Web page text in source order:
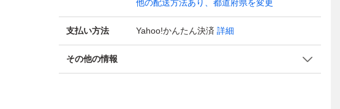
他の配送方法あり、都道府県を変更
支払い方法 Yahoo!かんたん決済 詳細
その他の情報